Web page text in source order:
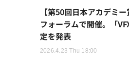
【第50回日本アカデミ
フォーラムで開催。「
定を発表
2026.4.23 Thu 18:00